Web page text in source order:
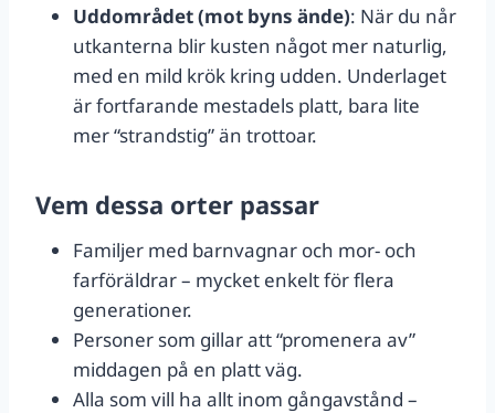
Uddområdet (mot byns ände): När du når
utkanterna blir kusten något mer naturlig,
med en mild krök kring udden. Underlaget
är fortfarande mestadels platt, bara lite
mer “strandstig” än trottoar.
Vem dessa orter passar
Familjer med barnvagnar och mor- och
farföräldrar – mycket enkelt för flera
generationer.
Personer som gillar att “promenera av”
middagen på en platt väg.
Alla som vill ha allt inom gångavstånd –